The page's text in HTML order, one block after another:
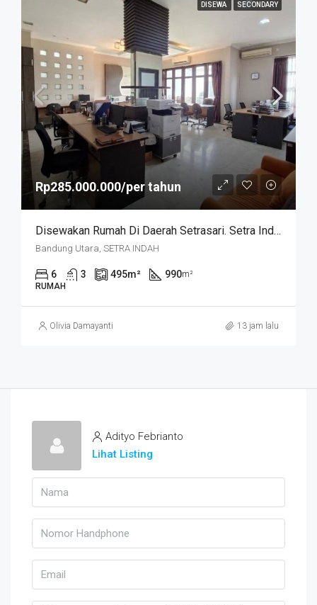
DISEWA SECONDARY
Rp285.000.000/per tahun
Disewakan Rumah Di Daerah Setrasari. Setra Indah
Bandung Utara, SETRA INDAH
6 3 495m² 990m²
RUMAH
Olivia Damayanti 13 jam lalu
Adityo Febrianto
Lihat Listing